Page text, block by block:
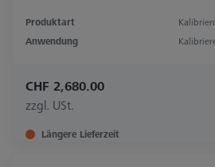
Produktart
Anwendung
CHF 2,680.00
zzgl. USt.
Längere Lieferzeit